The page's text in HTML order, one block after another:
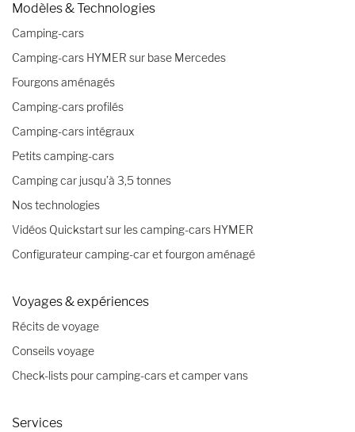
Modèles & Technologies
Camping-cars
Camping-cars HYMER sur base Mercedes
Fourgons aménagés
Camping-cars profilés
Camping-cars intégraux
Petits camping-cars
Camping car jusqu’à 3,5 tonnes
Nos technologies
Vidéos Quickstart sur les camping-cars HYMER
Configurateur camping-car et fourgon aménagé
Voyages & expériences
Récits de voyage
Conseils voyage
Check-lists pour camping-cars et camper vans
Services